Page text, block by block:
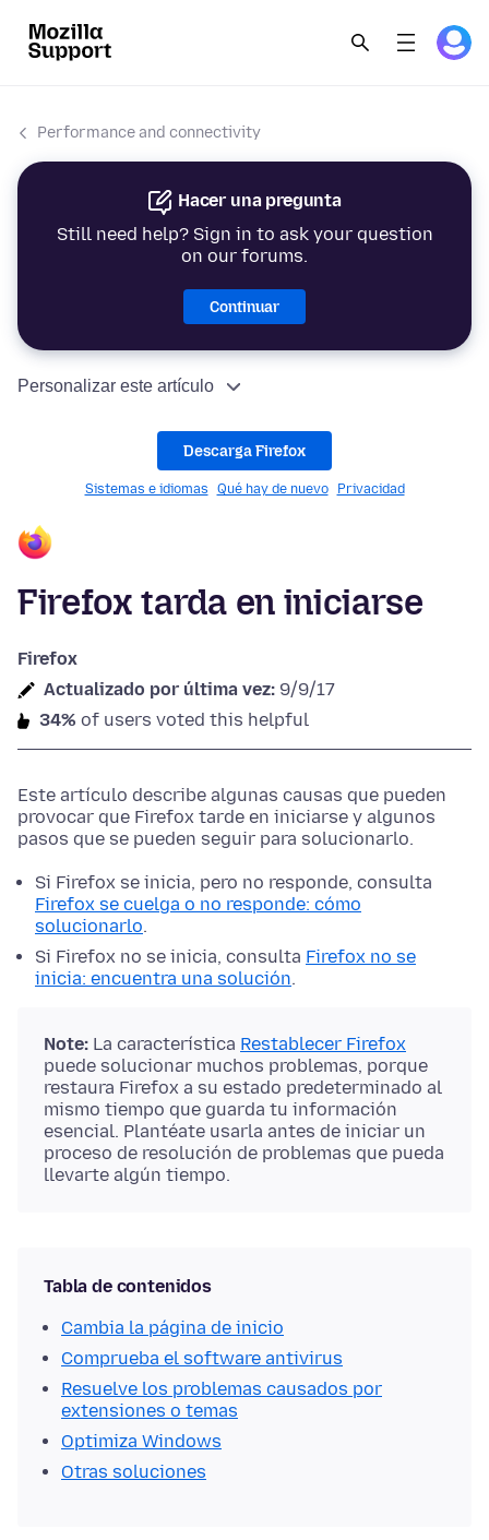
Performance and connectivity
Hacer una pregunta
Still need help? Sign in to ask your question
on our forums.
Continuar
Personalizar este artículo
Descarga Firefox
Sistemas e idiomas Qué hay de nuevo Privacidad
Firefox tarda en iniciarse
Firefox
Actualizado por última vez: 9/9/17
34% of users voted this helpful
Este artículo describe algunas causas que pueden
provocar que Firefox tarde en iniciarse y algunos
pasos que se pueden seguir para solucionarlo.
Si Firefox se inicia, pero no responde, consulta
Firefox se cuelga o no responde: cómo
solucionarlo.
Si Firefox no se inicia, consulta Firefox no se
inicia: encuentra una solución.
Note: La característica Restablecer Firefox
puede solucionar muchos problemas, porque
restaura Firefox a su estado predeterminado al
mismo tiempo que guarda tu información
esencial. Plantéate usarla antes de iniciar un
proceso de resolución de problemas que pueda
llevarte algún tiempo.
Tabla de contenidos
Cambia la página de inicio
Comprueba el software antivirus
Resuelve los problemas causados por
extensiones o temas
Optimiza Windows
Otras soluciones